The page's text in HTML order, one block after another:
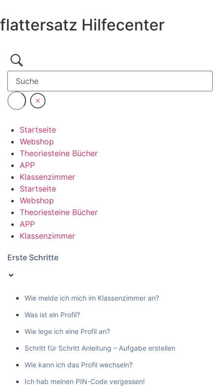
Inhalt
wechseln
flattersatz Hilfecenter
Startseite
Webshop
Theoriesteine Bücher
APP
Klassenzimmer
Startseite
Webshop
Theoriesteine Bücher
APP
Klassenzimmer
Erste Schritte
Wie melde ich mich im Klassenzimmer an?
Was ist ein Profil?
Wie lege ich eine Profil an?
Schritt für Schritt Anleitung – Aufgabe erstellen
Wie kann ich das Profil wechseln?
Ich hab meinen PIN-Code vergessen!